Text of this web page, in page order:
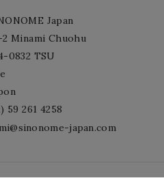
Japan
2 Minami Chuohu
0832 TSU
59 261 4258
japan.com